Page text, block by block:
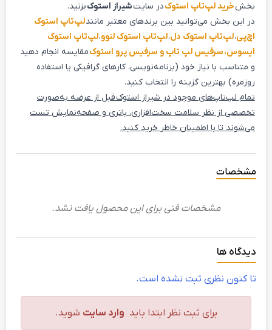
بخشخرید لپ‌تاپ استوکدر سایتشیراز استوکبزنید.
در این بخش می‌توانید بین برندهای معتبر مانندلپ‌تاپ استوک
اچ‌پی،لپ‌تاپ استوک دل،لپ‌تاپ استوک لنوو،لپ‌تاپ استوک
ایسوس،سرفیس لپ تاپ و سرفیس پرو استوکمقایسه انجام دهید
و متناسب با نیاز خود (برنامه‌نویسی، کارهای گرافیکی یا استفاده
روزمره) بهترین گزینه را انتخاب کنید.
تمام لپ‌تاپ‌های موجود در شیراز استوک قبل از عرضه به‌صورت
تخصصی از نظر سلامت سخت‌افزاری، باتری و صفحه‌نمایش تست
می‌شوند تا با اطمینان خاطر خرید کنید.
مشخصات
مشخصات فنی برای این محصول یافت نشد.
دیدگاه ها
تا کنون نظری ثبت نشده است.
برای ثبت نظر ابتدا باید وارد سایت شوید.